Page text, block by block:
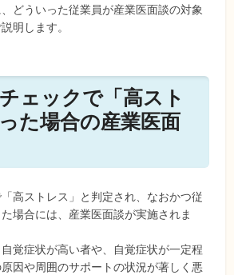
どういった従業員が産業医面談の対象
明します。
ェックで「高スト
た場合の産業医面
高ストレス」と判定され、なおかつ従
場合には、産業医面談が実施されま
覚症状が高い者や、自覚症状が一定程
因や周囲のサポートの状況が著しく悪